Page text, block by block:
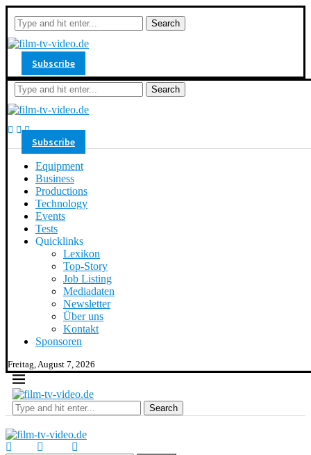
Search
Subscribe
Search
Subscribe
Equipment
Business
Productions
Technology
Events
Tests
Quicklinks
Lexikon
Top-Story
Job Listing
Mediadaten
Newsletter
Über uns
Kontakt
Sponsoren
Freitag, August 7, 2026
Search